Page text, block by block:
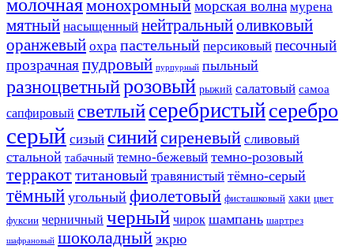
молочнаямонохромныйморская волна мурена
мятный насыщенный нейтральныйоливковый
оранжевый охра пастельный персиковый песочный
прозрачнаяпудровый пурпурный пыльный
разноцветныйрозовый рыжий салатовый самоа
сапфировый светлыйсеребристыйсеребро
серый сизый синийсиреневый сливовый
стальной табачный темно-бежевый темно-розовый
терракоттитановый травянистый тёмно-серый
тёмный угольный фиолетовый фисташковый хаки цвет
фуксии черничный черный чирок шампань шартрез
шафрановый шоколадный экрю